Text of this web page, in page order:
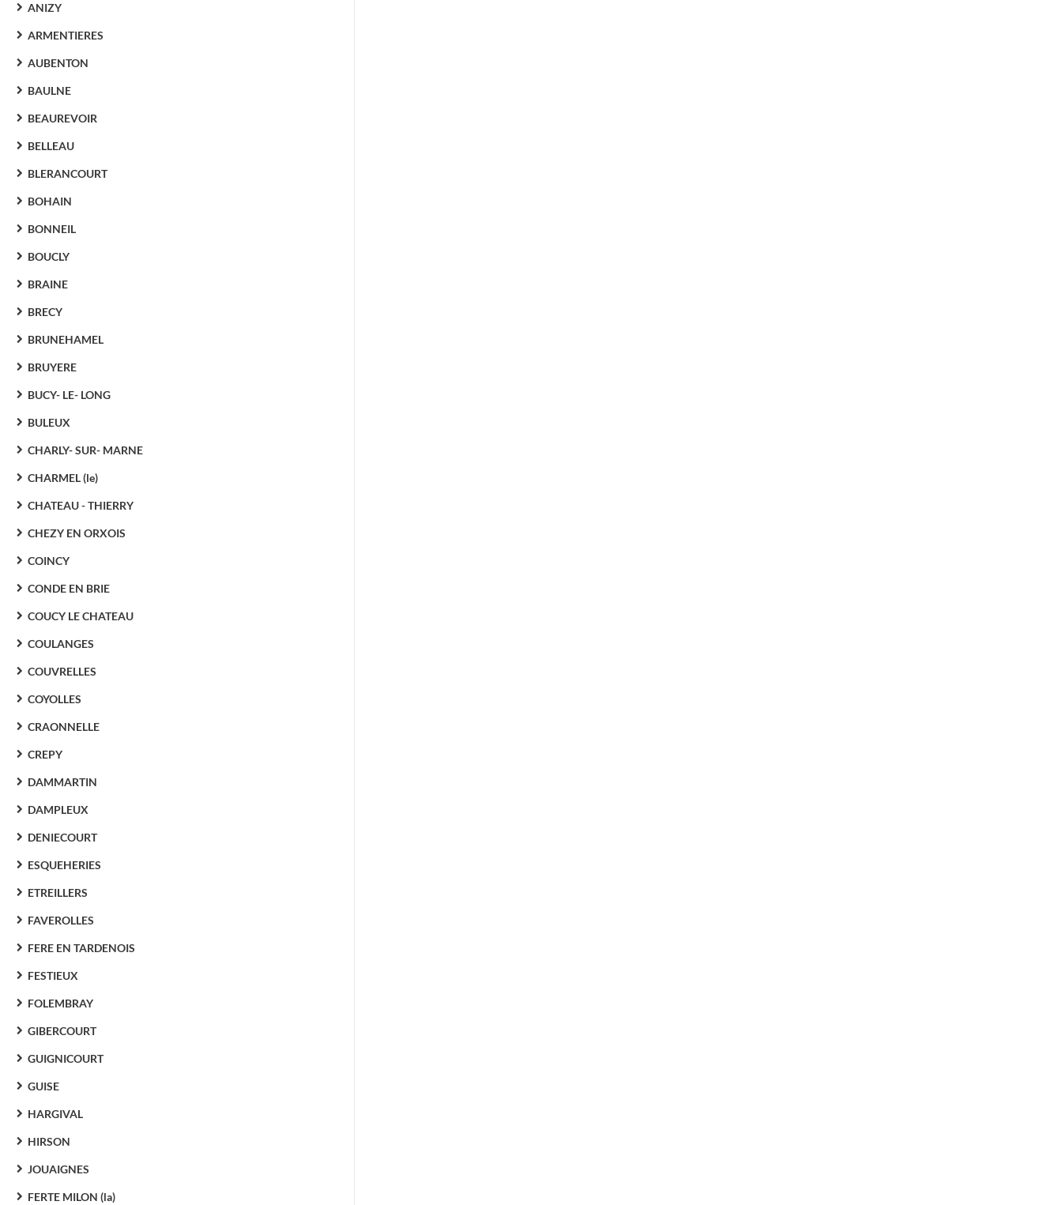
ANIZY
ARMENTIERES
AUBENTON
BAULNE
BEAUREVOIR
BELLEAU
BLERANCOURT
BOHAIN
BONNEIL
BOUCLY
BRAINE
BRECY
BRUNEHAMEL
BRUYERE
BUCY- LE- LONG
BULEUX
CHARLY- SUR- MARNE
CHARMEL (le)
CHATEAU - THIERRY
CHEZY EN ORXOIS
COINCY
CONDE EN BRIE
COUCY LE CHATEAU
COULANGES
COUVRELLES
COYOLLES
CRAONNELLE
CREPY
DAMMARTIN
DAMPLEUX
DENIECOURT
ESQUEHERIES
ETREILLERS
FAVEROLLES
FERE EN TARDENOIS
FESTIEUX
FOLEMBRAY
GIBERCOURT
GUIGNICOURT
GUISE
HARGIVAL
HIRSON
JOUAIGNES
FERTE MILON (la)